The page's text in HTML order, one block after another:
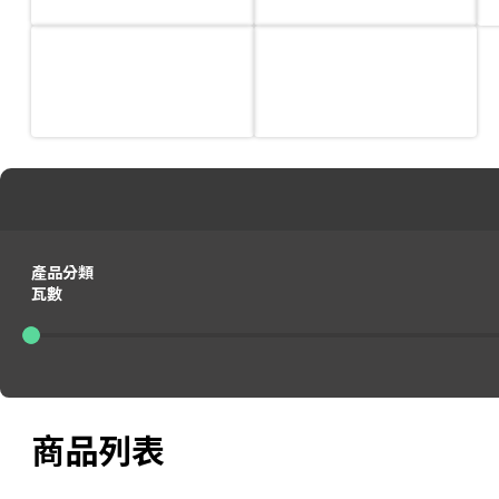
產品分類
瓦數
0
0
商品列表